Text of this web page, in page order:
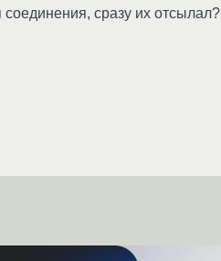
сразу их